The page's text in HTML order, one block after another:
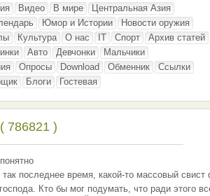
Видео В мире
Центральная Азия
Юмор и Истории
Новости оружия
Культура О нас IT Спорт
Архив статей
Авто Девчонки
Мальчики
Опросы Download Обменник
Ссылки
Блоги Гостевая
786821 )
последнее время, какой-то массовый свист
Кто бы мог подумать, что ради этого